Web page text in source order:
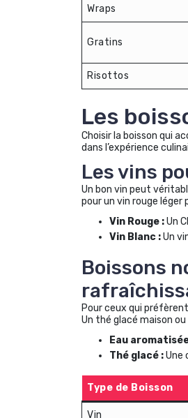
Wraps
Gratins
Risottos
Les
Choisir la boisson qui
dans l’expérience
Les vins
Un bon vin peut
pour un vin rouge léger
Vin Rouge :Un
Vin Blanc :Un
Boissons
Pour ceux qui
Un thé glacé maison
Eau
Thé glacé :Une
Type de Boisson
Vin